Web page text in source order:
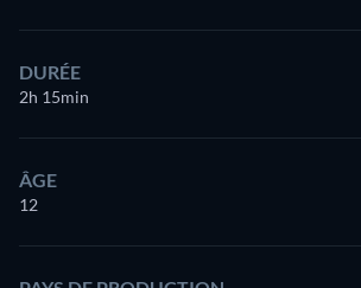
DURÉE
2h 15min
ÂGE
12